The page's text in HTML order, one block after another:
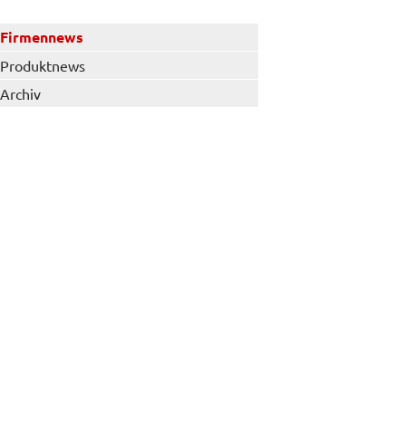
Firmennews
Produktnews
Archiv